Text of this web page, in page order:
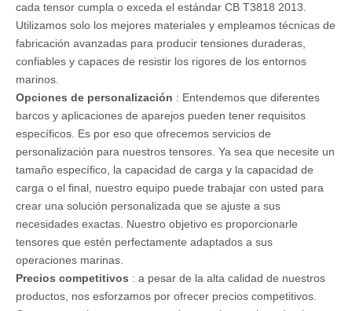
cada tensor cumpla o exceda el estándar CB T3818 2013.
Utilizamos solo los mejores materiales y empleamos técnicas de
fabricación avanzadas para producir tensiones duraderas,
confiables y capaces de resistir los rigores de los entornos
marinos.
Opciones de personalización : Entendemos que diferentes
barcos y aplicaciones de aparejos pueden tener requisitos
específicos. Es por eso que ofrecemos servicios de
personalización para nuestros tensores. Ya sea que necesite un
tamaño específico, la capacidad de carga y la capacidad de
carga o el final, nuestro equipo puede trabajar con usted para
crear una solución personalizada que se ajuste a sus
necesidades exactas. Nuestro objetivo es proporcionarle
tensores que estén perfectamente adaptados a sus
operaciones marinas.
Precios competitivos : a pesar de la alta calidad de nuestros
productos, nos esforzamos por ofrecer precios competitivos.